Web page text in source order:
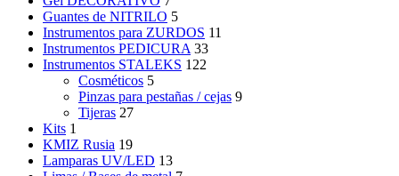
Guantes de NITRILO 5
Instrumentos para ZURDOS 11
Instrumentos PEDICURA 33
Instrumentos STALEKS 122
Cosméticos 5
Pinzas para pestañas / cejas 9
Tijeras 27
Kits 1
KMIZ Rusia 19
Lamparas UV/LED 13